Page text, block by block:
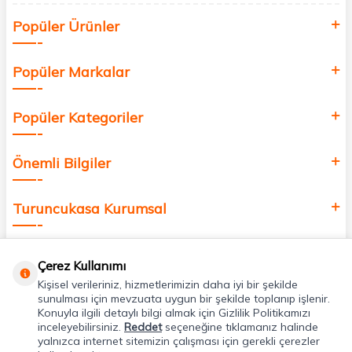
değer katmak için bize katılın!
Popüler Ürünler
Popüler Markalar
Popüler Kategoriler
Önemli Bilgiler
Turuncukasa Kurumsal
Uygulamalarımız
Adres & İletişim
Çerez Kullanımı
Kişisel verileriniz, hizmetlerimizin daha iyi bir şekilde
sunulması için mevzuata uygun bir şekilde toplanıp işlenir.
Konuyla ilgili detaylı bilgi almak için Gizlilik Politikamızı
inceleyebilirsiniz. Reddetseçeneğine tıklamanız halinde
yalnızca internet sitemizin çalışması için gerekli çerezler